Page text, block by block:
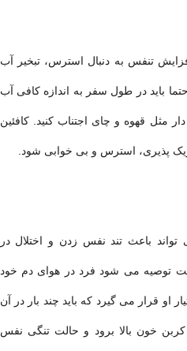
تنفس به دنبال استرس، تبخیر آب
باید در طول سفر به اندازه کافی آب
مثل قهوه و چای اجتناب کنید. کافئین
پذیری، استرس و بی خوابی شود.
باعث تند نفس زدن و اختلال در
توصیه می شود فرد در هوای دم خود
او قرار می گیرد که باید چند بار در آن
خون بالا برود و حالت تنگی نفس